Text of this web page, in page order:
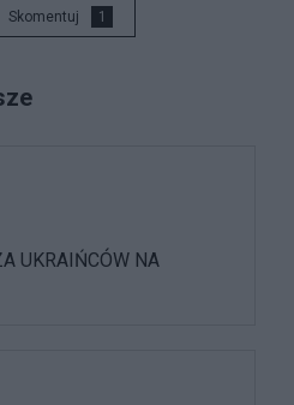
Skomentuj 1
UKRAIŃCÓW NA